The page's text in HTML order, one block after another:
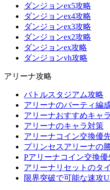
ダンジョンex5攻略
ダンジョンex4攻略
ダンジョンex3攻略
ダンジョンex2攻略
ダンジョンex攻略
ダンジョンvh攻略
アリーナ攻略
バトルスタジアム攻略
アリーナのパーティ編
アリーナおすすめキャラ
アリーナのキャラ対策
アリーナコイン交換優
プリンセスアリーナの
Pアリーナコイン交換優
アリーナリセットのタ
限界突破で可能な速攻